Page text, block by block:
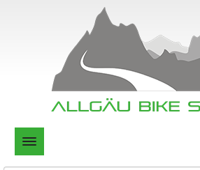
TOGGLE NAVIGATION